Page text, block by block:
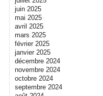
juin 2025
mai 2025
avril 2025
mars 2025
février 2025
janvier 2025
décembre 2024
novembre 2024
octobre 2024
septembre 2024